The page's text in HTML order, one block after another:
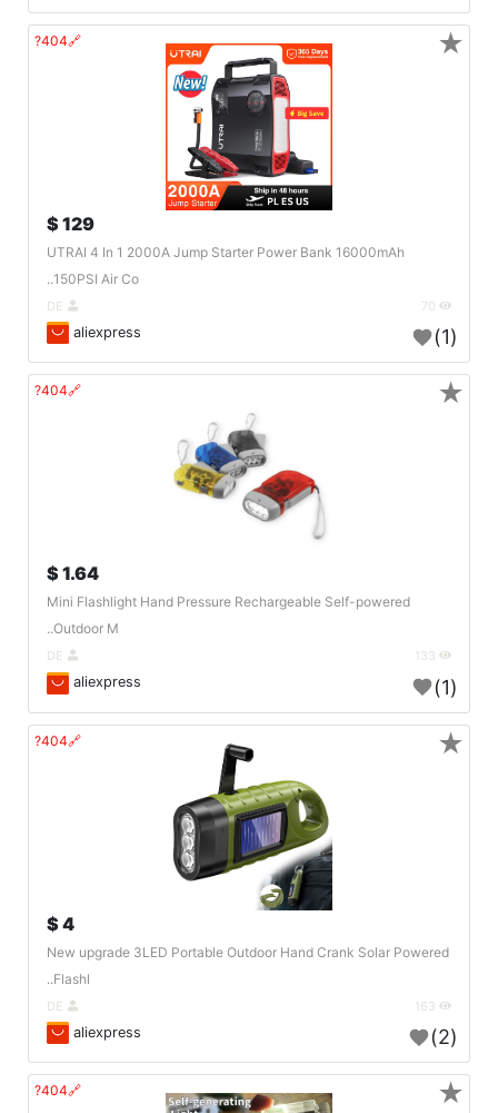
🔗404?
129 $
UTRAI 4 In 1 2000A Jump Starter Power Bank 16000mAh
150PSI Air Co..
aliexpress (1)
★
🔗404?
1.64 $
Mini Flashlight Hand Pressure Rechargeable Self-powered
Outdoor M..
aliexpress (1)
★
🔗404?
4 $
New upgrade 3LED Portable Outdoor Hand Crank Solar Powered
Flashl..
aliexpress (2)
★
🔗404? ★